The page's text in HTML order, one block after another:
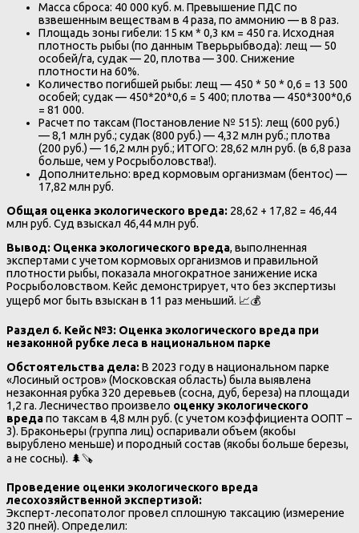
Масса сброса: 40 000 куб. м. Превышение ПДС по
взвешенным веществам в 4 раза, по аммонию — в 8 раз.
Площадь зоны гибели: 15 км * 0,3 км = 450 га. Исходная
плотность рыбы (по данным Тверьрыбвода): лещ — 50
особей/га, судак — 20, плотва — 300. Снижение
плотности на 60%.
Количество погибшей рыбы: лещ — 450 * 50 * 0,6 = 13 500
особей; судак — 450*20*0,6 = 5 400; плотва — 450*300*0,6
= 81 000.
Расчет по таксам (Постановление № 515): лещ (600 руб.)
— 8,1 млн руб.; судак (800 руб.) — 4,32 млн руб.; плотва
(200 руб.) — 16,2 млн руб.; ИТОГО: 28,62 млн руб. (в 6,8 раза
больше, чем у Росрыболовства!).
Дополнительно: вред кормовым организмам (бентос) —
17,82 млн руб.
Общая оценка экологического вреда: 28,62 + 17,82 = 46,44
млн руб. Суд взыскал 46,44 млн руб.
Вывод: Оценка экологического вреда, выполненная
экспертами с учетом кормовых организмов и правильной
плотности рыбы, показала многократное занижение иска
Росрыболовством. Кейс демонстрирует, что без экспертизы
ущерб мог быть взыскан в 11 раз меньший. 📈💰
Раздел 6. Кейс №3: Оценка экологического вреда при
незаконной рубке леса в национальном парке
Обстоятельства дела:В 2023 году в национальном парке
«Лосиный остров» (Московская область) была выявлена
незаконная рубка 320 деревьев (сосна, дуб, береза) на площади
1,2 га. Лесничество произвело оценку экологического
вредапо таксам в 4,8 млн руб. (с учетом коэффициента ООПТ –
3). Браконьеры (группа лиц) оспаривали объем (якобы
вырублено меньше) и породный состав (якобы больше березы,
а не сосны). 🌲🪚
Проведение оценки экологического вреда
лесохозяйственной экспертизой:
Эксперт-лесопатолог провел сплошную таксацию (измерение
320 пней). Определил: